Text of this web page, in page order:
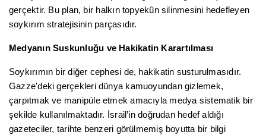
gerçektir. Bu plan, bir halkın topyekûn silinmesini hedefleyen
soykırım stratejisinin parçasıdır.
Medyanın Suskunluğu ve Hakikatin Karartılması
Soykırımın bir diğer cephesi de, hakikatin susturulmasıdır.
Gazze'deki gerçekleri dünya kamuoyundan gizlemek,
çarpıtmak ve manipüle etmek amacıyla medya sistematik bir
şekilde kullanılmaktadır. İsrail’in doğrudan hedef aldığı
gazeteciler, tarihte benzeri görülmemiş boyutta bir bilgi